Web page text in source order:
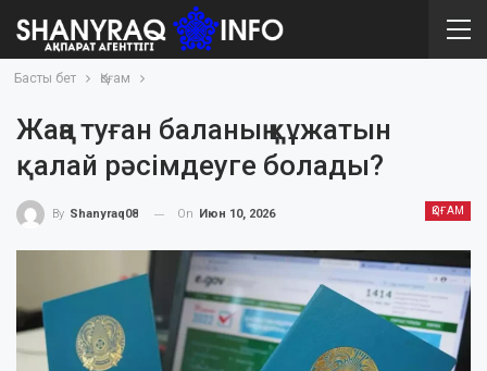
Басты бет Қоғам
Жаңа туған баланың құжатын
қалай рәсімдеуге болады?
ҚОҒАМ
By Shanyraq08 On Июн 10, 2026